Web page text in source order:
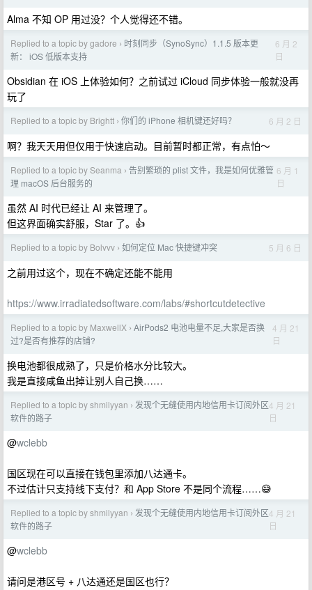
Alma 不知 OP 用过没？个人觉得还不错。
Replied to a topic by gadore › 时刻同步（SynoSync）1.1.5 版本更
新： iOS 低版本支持
6 月 2
日
Obsidian 在 iOS 上体验如何？之前试过 iCloud 同步体验一般就没再
玩了
Replied to a topic by Brightt › 你们的 iPhone 相机键还好吗？ 6 月 2 日
啊？我天天用但仅用于快速启动。目前暂时都正常，有点怕～
Replied to a topic by Seanma › 告别繁琐的 plist 文件，我是如何优雅管
理 macOS 后台服务的
6 月 1
日
虽然 AI 时代已经让 AI 来管理了。
但这界面确实舒服，Star 了。👍
Replied to a topic by Bolvvv › 如何定位 Mac 快捷键冲突 5 月 6 日
之前用过这个，现在不确定还能不能用
https://www.irradiatedsoftware.com/labs/#shortcutdetective
Replied to a topic by MaxwellX › AirPods2 电池电量不足,大家是否换
过?是否有推荐的店铺?
4 月 21
日
换电池都很成熟了，只是价格水分比较大。
我是直接咸鱼出掉让别人自己换……
Replied to a topic by shmilyyan › 发现个无缝使用内地信用卡订阅外区
软件的路子
4 月 21
日
@wclebb
国区现在可以直接在钱包里添加八达通卡。
不过估计只支持线下支付？和 App Store 不是同个流程……😅
Replied to a topic by shmilyyan › 发现个无缝使用内地信用卡订阅外区
软件的路子
4 月 21
日
@wclebb
请问是港区号 + 八达通还是国区也行？